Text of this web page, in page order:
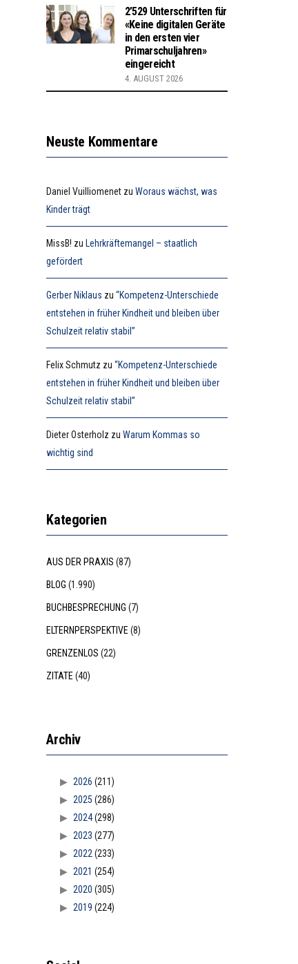
2’529 Unterschriften für
«Keine digitalen Geräte
in den ersten vier
Primarschuljahren»
eingereicht
4. AUGUST 2026
Neuste Kommentare
Daniel Vuilliomenet zuWoraus wächst, was
Kinder trägt
MissB! zu Lehrkräftemangel – staatlich
gefördert
Gerber Niklaus zu“Kompetenz-Unterschiede
entstehen in früher Kindheit und bleiben über
Schulzeit relativ stabil”
Felix Schmutz zu“Kompetenz-Unterschiede
entstehen in früher Kindheit und bleiben über
Schulzeit relativ stabil”
Dieter Osterholz zuWarum Kommas so
wichtig sind
Kategorien
AUS DER PRAXIS (87)
BLOG (1.990)
BUCHBESPRECHUNG (7)
ELTERNPERSPEKTIVE(8)
GRENZENLOS (22)
ZITATE(40)
Archiv
2026 (211)
2025 (286)
2024(298)
2023 (277)
2022(233)
2021 (254)
2020 (305)
2019 (224)